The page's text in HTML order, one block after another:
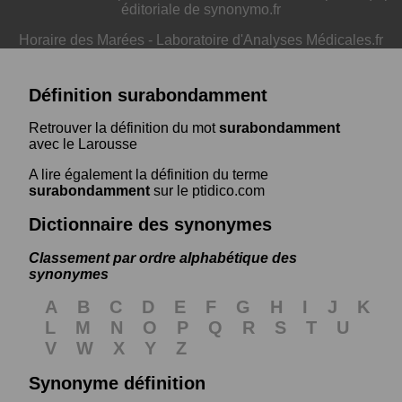
éditoriale de synonymo.fr
Horaire des Marées - Laboratoire d'Analyses Médicales.fr
Définition surabondamment
Retrouver la définition du motsurabondamment
avec le Larousse
A lire également la définition du terme
surabondamment sur le ptidico.com
Dictionnaire des synonymes
Classement par ordre alphabétique des
synonymes
A B C D E F G H I J
K
L
M N O P Q R S T
U
V
W X Y
Z
Synonyme définition